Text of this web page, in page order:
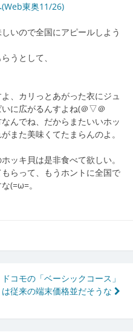
東奥11/26)
いので全国にアピールしよう
うとして、
、カリっとあがった衣にジュ
に広がるんすよね(＠▽＠
んでね、だからまたいいホッ
また美味くてたまらんのよ。
ッキ貝は是非食べて欲しい。
らって、もうホントに全国で
(=ω=。
ドコモの「ベーシックコース」
は従来の端末価格並だそうな